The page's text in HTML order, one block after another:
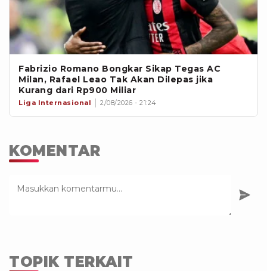
Fabrizio Romano Bongkar Sikap Tegas AC
Milan, Rafael Leao Tak Akan Dilepas jika
Kurang dari Rp900 Miliar
Liga Internasional 2/08/2026 - 21:24
KOMENTAR
TOPIK TERKAIT